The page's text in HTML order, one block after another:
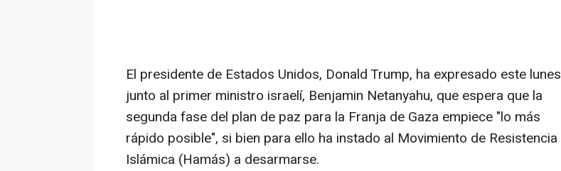
El presidente de Estados Unidos, Donald Trump, ha expresado este lunes
junto al primer ministro israelí, Benjamin Netanyahu, que espera que la
segunda fase del plan de paz para la Franja de Gaza empiece "lo más
rápido posible", si bien para ello ha instado al Movimiento de Resistencia
Islámica (Hamás) a desarmarse.